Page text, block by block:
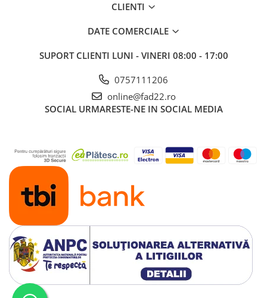
Placi ondulate si accesorii
Prize, intrerupatoare si stechere
Banda izolatoare
Cablu si tubulatura
Corpuri si surse de iluminat
Becuri si tuburi LED
Curte si gradina
Garduri metalice
Plasa gard
Stalpi gard
Panouri gard
CLIENTI
DATE COMERCIALE
SUPORT CLIENTI LUNI - VINERI 08:00 - 17:00
0757111206
online@fad22.ro
SOCIAL URMARESTE-NE IN SOCIAL MEDIA